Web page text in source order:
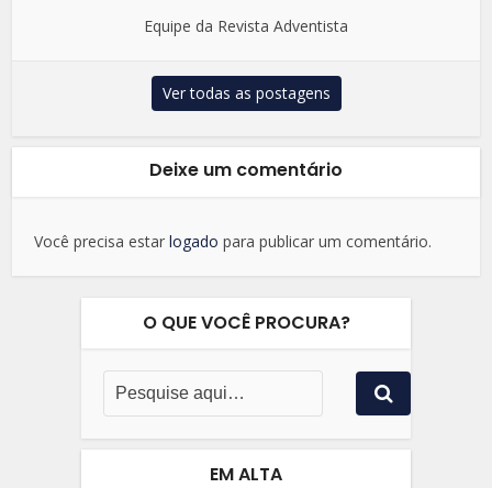
Equipe da Revista Adventista
Ver todas as postagens
Deixe um comentário
Você precisa estarlogado para publicar um comentário.
O QUE VOCÊ PROCURA?
EM ALTA